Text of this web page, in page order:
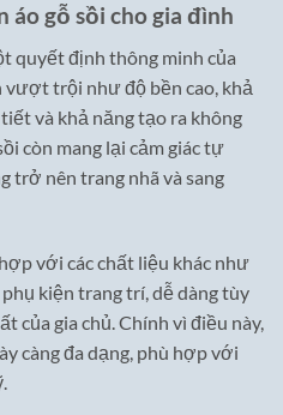
áo gỗ sồi cho gia đình
quyết định thông minh của
vượt trội như độ bền cao, khả
và khả năng tạo ra không
còn mang lại cảm giác tự
trở nên trang nhã và sang
với các chất liệu khác như
kiện trang trí, dễ dàng tùy
của gia chủ. Chính vì điều này,
càng đa dạng, phù hợp với